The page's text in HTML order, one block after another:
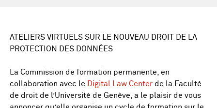
ATELIERS VIRTUELS SUR LE NOUVEAU DROIT DE LA
PROTECTION DES DONNÉES
La Commission de formation permanente, en
collaboration avec le
Digital Law Center de la Faculté
de droit de l’Université de Genève, a le plaisir de vous